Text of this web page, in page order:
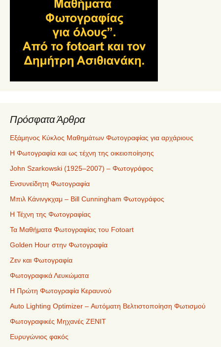
Πρόσφατα Άρθρα
Εξάμηνος Κύκλος Μαθημάτων Φωτογραφίας για αρχάριους
Η Φωτογραφία και ως τέχνη της οικειοποίησης
John Szarkowski (1925–2007) – Φωτογράφος
Ενσυνείδητη Φωτογραφία
Μπιλ Κάνινγκχαμ – Bill Cunningham Φωτογράφος
Η Τέχνη της Φωτογραφίας
Τα Μαθήματα Φωτογραφίας του Fotoart
Golden Hour στην Φωτογραφία
Ζεν και Φωτογραφία
Φωτογραφικά Λευκώματα
Η Πρώτη Φωτογραφία Κεραυνού
Auto Lighting Optimizer – Αυτόματη Βελτιστοποίηση Φωτισμού
Φωτογραφικές Μηχανές ZENIT
Ευρυγώνιος φακός